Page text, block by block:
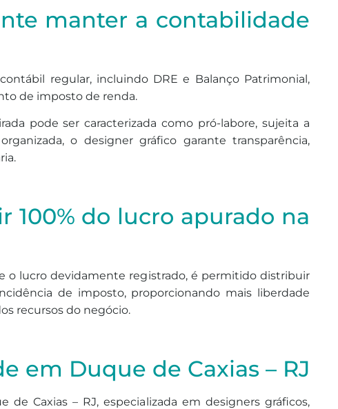
manter a contabilidade
regular, incluindo DRE e Balanço Patrimonial,
de imposto de renda.
pode ser caracterizada como pró-labore, sujeita a
o designer gráfico garante transparência,
100% do lucro apurado na
o lucro devidamente registrado, é permitido distribuir
de imposto, proporcionando mais liberdade
recursos do negócio.
em Duque de Caxias – RJ
Caxias – RJ, especializada em designers gráficos,